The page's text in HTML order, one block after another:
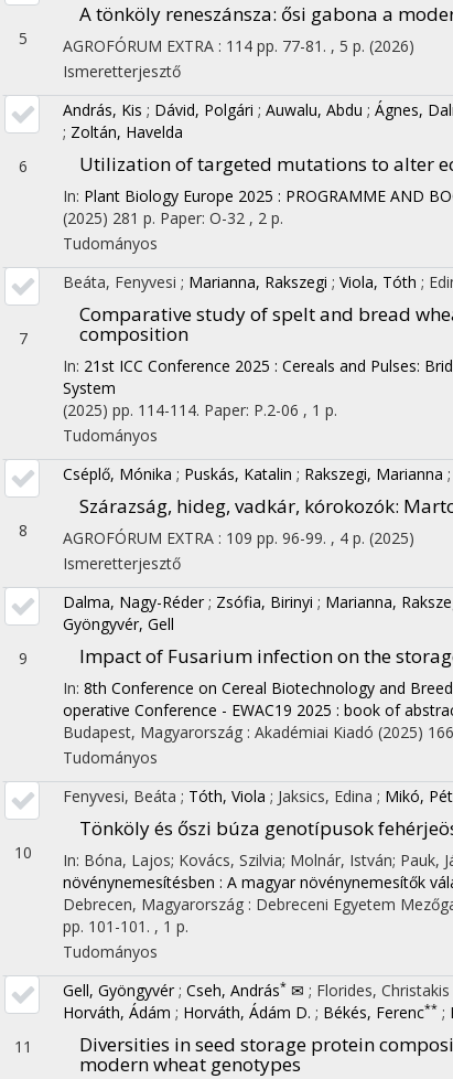
Toggle
navigation
5
A tönköly reneszánsza: ősi gabona a
AGROFÓRUM EXTRA : 114 pp. 77-81. , 5 p. (2026)
Ismeretterjesztő
6
András, Kis ; Dávid, Polgári ; Auwalu, Abdu ; Ágnes,
; Zoltán, Havelda
Utilization of targeted mutations to alter
In: Plant Biology Europe 2025 : PROGRAMME AND
(2025) 281 p. Paper: O-32 , 2 p.
Tudományos
7
Beáta, Fenyvesi ; Marianna, Rakszegi ; Viola, Tóth ;
Comparative study of spelt and bread
composition
In: 21st ICC Conference 2025 : Cereals and Pulses:
System
(2025) pp. 114-114. Paper: P.2-06 , 1 p.
Tudományos
8
Cséplő, Mónika ; Puskás, Katalin ; Rakszegi, Marianna ;
Szárazság, hideg, vadkár, kórokozók:
AGROFÓRUM EXTRA : 109 pp. 96-99. , 4 p. (2025)
Ismeretterjesztő
9
Dalma, Nagy-Réder ; Zsófia, Birinyi ; Marianna,
Gyöngyvér, Gell
Impact of Fusarium infection on the
In: 8th Conference on Cereal Biotechnology and
operative Conference - EWAC19 2025 : book of
Budapest, Magyarország : Akadémiai Kiadó (2025)
Tudományos
10
Fenyvesi, Beáta ; Tóth, Viola ; Jaksics, Edina ; Mikó,
Tönköly és őszi búza genotípusok
In: Bóna, Lajos; Kovács, Szilvia; Molnár, István; Pauk,
növénynemesítésben : A magyar növénynemesítők
Debrecen, Magyarország : Debreceni Egyetem
pp. 101-101. , 1 p.
Tudományos
11
Gell, Gyöngyvér ; Cseh, András* ✉ ; Florides,
Horváth, Ádám ; Horváth, Ádám D. ; Békés, Ferenc** ;
Diversities in seed storage protein
modern wheat genotypes